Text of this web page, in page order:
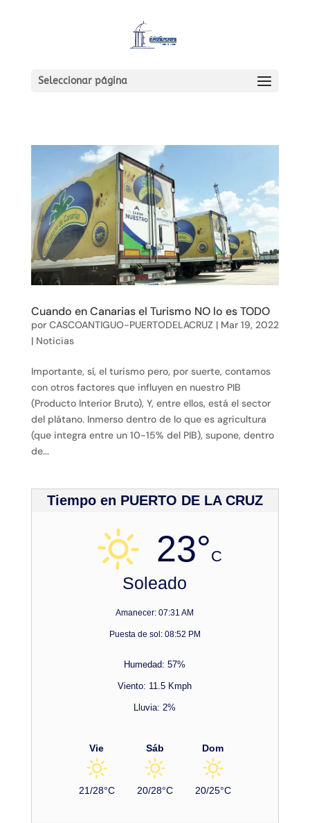
Seleccionar página
Cuando en Canarias el Turismo NO lo es TODO
por CASCOANTIGUO-PUERTODELACRUZ | Mar 19, 2022
| Noticias
Importante, sí, el turismo pero, por suerte, contamos
con otros factores que influyen en nuestro PIB
(Producto Interior Bruto), Y, entre ellos, está el sector
del plátano. Inmerso dentro de lo que es agricultura
(que integra entre un 10-15% del PIB), supone, dentro
de...
Tiempo en PUERTO DE LA CRUZ
23°C
Soleado
Amanecer: 07:31 AM
Puesta de sol: 08:52 PM
Humedad: 57%
Viento: 11.5 Kmph
Lluvia: 2%
Vie
21/28°C
Sáb
20/28°C
Dom
20/25°C